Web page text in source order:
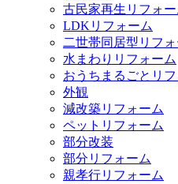
古民家再生リフォー
LDKリフォーム
二世帯同居型リフォ
水まわりリフォーム
おうちまるごとリ
外観
減改築リフォーム
ペットリフォーム
部分改装
部分リフォーム
親孝行リフォーム